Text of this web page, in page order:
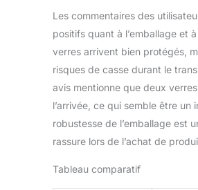
votre
le
savoir-
Les commentaires des
positifs quant à l’emballage et
verres arrivent bien protégés,
risques de casse durant le
avis mentionne que deux
l’arrivée, ce qui semble être un
robustesse de l’emballage est
rassure lors de l’achat de
Tableau comparatif